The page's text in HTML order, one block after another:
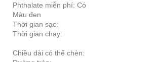
Phthalate miễn phí: Có
Màu đen
Thời gian sạc:
Thời gian chạy:
Chiều dài có thể chèn: